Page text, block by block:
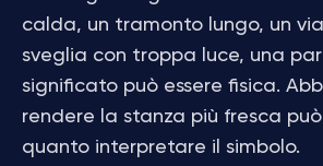
calda, un tramonto lungo, un
sveglia con troppa luce, una
significato può essere fisica.
rendere la stanza più fresca
quanto interpretare il simbolo.